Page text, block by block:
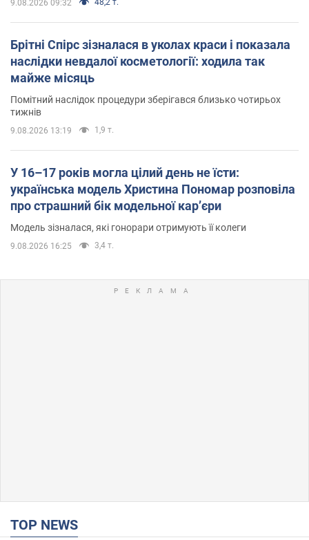
9.08.2026 09:32
Брітні Спірс зізналася в уколах краси і показала
наслідки невдалої косметології: ходила так
майже місяць
Помітний наслідок процедури зберігався близько чотирьох
тижнів
9.08.2026 13:19 1,9 т.
У 16–17 років могла цілий день не їсти:
українська модель Христина Пономар розповіла
про страшний бік модельної кар’єри
Модель зізналася, які гонорари отримують її колеги
9.08.2026 16:25 3,4 т.
TOP NEWS